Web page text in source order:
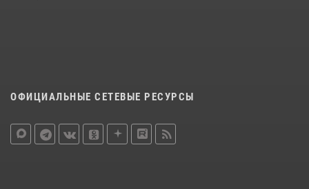
ОФИЦИАЛЬНЫЕ СЕТЕВЫЕ РЕСУРСЫ